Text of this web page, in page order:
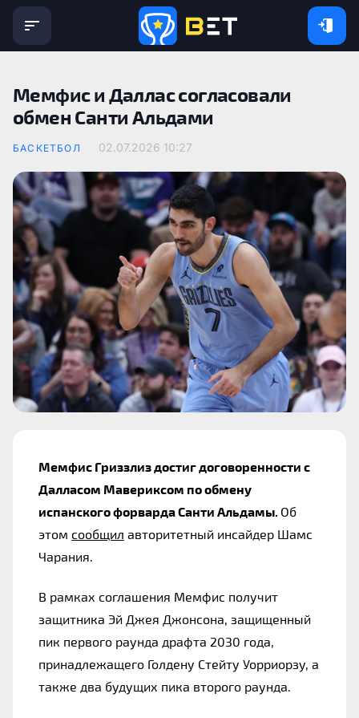
Мемфис и Даллас согласовали
обмен Санти Альдами
БАСКЕТБОЛ 02.07.2026 10:27
Мемфис Гриззлиз достиг договоренности с
Далласом Мавериксом по обмену
испанского форварда Санти Альдамы. Об
этом сообщил авторитетный инсайдер Шамс
Чарания.
В рамках соглашения Мемфис получит
защитника Эй Джея Джонсона, защищенный
пик первого раунда драфта 2030 года,
принадлежащего Голдену Стейту Уорриорзу, а
также два будущих пика второго раунда.